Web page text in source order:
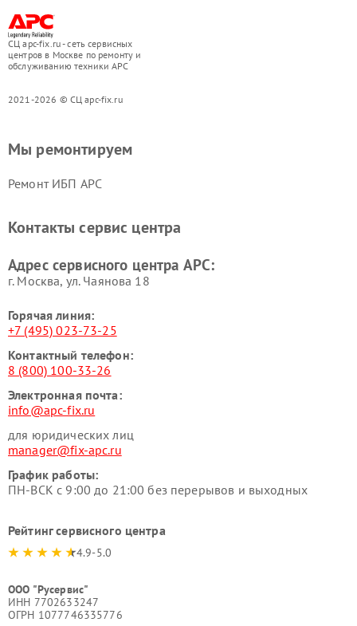
СЦ apc-fix.ru - сеть сервисных
центров в Москве по ремонту и
обслуживанию техники APC
2021-2026 © СЦ apc-fix.ru
Мы ремонтируем
Ремонт ИБП APC
Контакты сервис центра
Адрес сервисного центра APC:
г. Москва, ул. Чаянова 18
Горячая линия:
+7 (495) 023-73-25
Контактный телефон:
8 (800) 100-33-26
Электронная почта:
info@apc-fix.ru
для юридических лиц
manager@fix-apc.ru
График работы:
ПН-ВСК с 9:00 до 21:00 без перерывов и выходных
Рейтинг сервисного центра
4.9-5.0
ООО "Русервис"
ИНН 7702633247
ОГРН 1077746335776